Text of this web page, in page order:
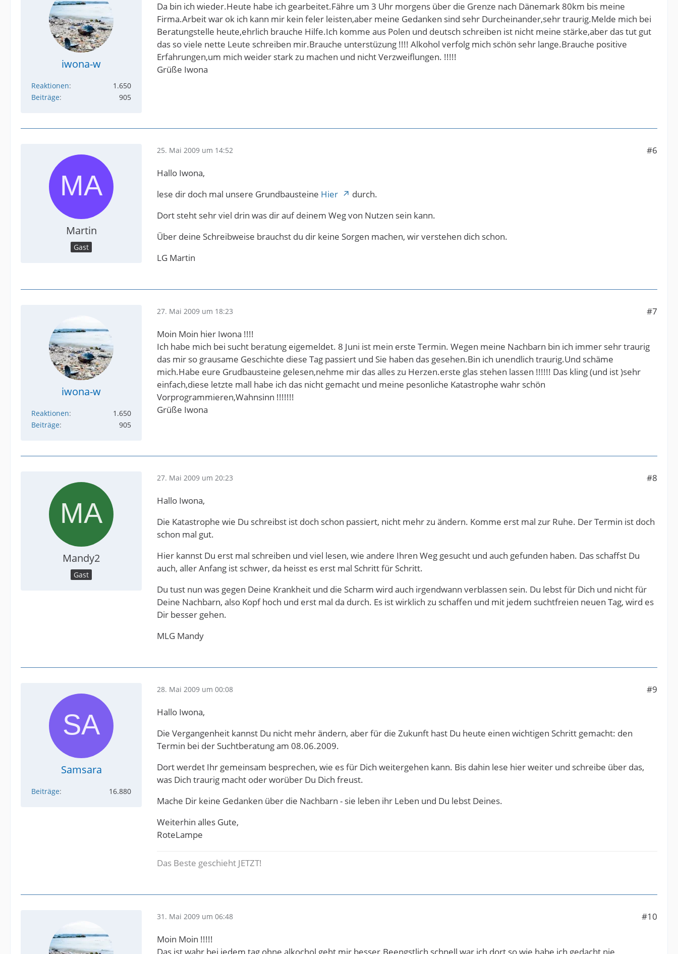
iwona-w
Reaktionen
1.650
Beiträge
905
Da bin ich wieder.Heute habe ich gearbeitet.Fähre um 3 Uhr morgens über die Grenze nach Dänemark 80km bis meine
Firma.Arbeit war ok ich kann mir kein feler leisten,aber meine Gedanken sind sehr Durcheinander,sehr traurig.Melde mich bei
Beratungstelle heute,ehrlich brauche Hilfe.Ich komme aus Polen und deutsch schreiben ist nicht meine stärke,aber das tut gut
das so viele nette Leute schreiben mir.Brauche unterstüzung !!!! Alkohol verfolg mich schön sehr lange.Brauche positive
Erfahrungen,um mich weider stark zu machen und nicht Verzweiflungen. !!!!!
Grüße Iwona
Martin
Gast
25. Mai 2009 um 14:52
#6
Hallo Iwona,
lese dir doch mal unsere Grundbausteine Hier
durch.
Dort steht sehr viel drin was dir auf deinem Weg von Nutzen sein kann.
Über deine Schreibweise brauchst du dir keine Sorgen machen, wir verstehen dich schon.
LG Martin
iwona-w
Reaktionen
1.650
Beiträge
905
27. Mai 2009 um 18:23
#7
Moin Moin hier Iwona !!!!
Ich habe mich bei sucht beratung eigemeldet. 8 Juni ist mein erste Termin. Wegen meine Nachbarn bin ich immer sehr traurig
das mir so grausame Geschichte diese Tag passiert und Sie haben das gesehen.Bin ich unendlich traurig.Und schäme
mich.Habe eure Grudbausteine gelesen,nehme mir das alles zu Herzen.erste glas stehen lassen !!!!!! Das kling (und ist )sehr
einfach,diese letzte mall habe ich das nicht gemacht und meine pesonliche Katastrophe wahr schön
Vorprogrammieren,Wahnsinn !!!!!!!
Grüße Iwona
Mandy2
Gast
27. Mai 2009 um 20:23
#8
Hallo Iwona,
Die Katastrophe wie Du schreibst ist doch schon passiert, nicht mehr zu ändern. Komme erst mal zur Ruhe. Der Termin ist doch
schon mal gut.
Hier kannst Du erst mal schreiben und viel lesen, wie andere Ihren Weg gesucht und auch gefunden haben. Das schaffst Du
auch, aller Anfang ist schwer, da heisst es erst mal Schritt für Schritt.
Du tust nun was gegen Deine Krankheit und die Scharm wird auch irgendwann verblassen sein. Du lebst für Dich und nicht für
Deine Nachbarn, also Kopf hoch und erst mal da durch. Es ist wirklich zu schaffen und mit jedem suchtfreien neuen Tag, wird es
Dir besser gehen.
MLG Mandy
Samsara
Beiträge 16.880
28. Mai 2009 um 00:08
#9
Hallo Iwona,
Die Vergangenheit kannst Du nicht mehr ändern, aber für die Zukunft hast Du heute einen wichtigen Schritt gemacht: den
Termin bei der Suchtberatung am 08.06.2009.
Dort werdet Ihr gemeinsam besprechen, wie es für Dich weitergehen kann. Bis dahin lese hier weiter und schreibe über das,
was Dich traurig macht oder worüber Du Dich freust.
Mache Dir keine Gedanken über die Nachbarn - sie leben ihr Leben und Du lebst Deines.
Weiterhin alles Gute,
RoteLampe
Das Beste geschieht JETZT!
31. Mai 2009 um 06:48
#10
Moin Moin !!!!!